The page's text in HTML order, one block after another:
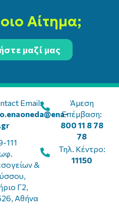
Αίτημα;
μαζί μας
Email:
111
&
Γ2,
Αθήνα
Άμεση
Επέμβαση:
800 11 8 78
78
Τηλ. Κέντρο:
11150